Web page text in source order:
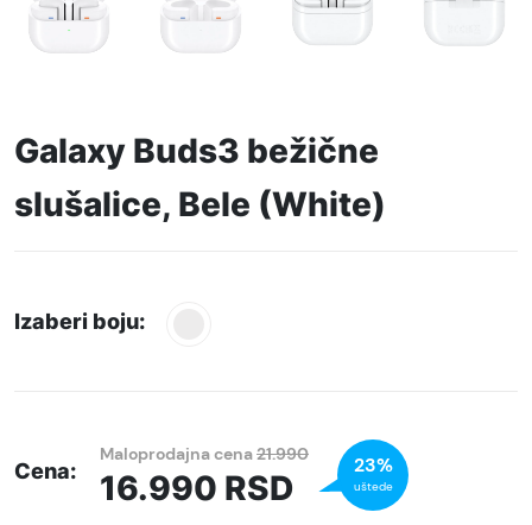
Galaxy Buds3 bežične
slušalice, Bele (White)
Izaberi boju:
Cena:
Maloprodajna cena21.990
16.990 RSD
23%
uštede